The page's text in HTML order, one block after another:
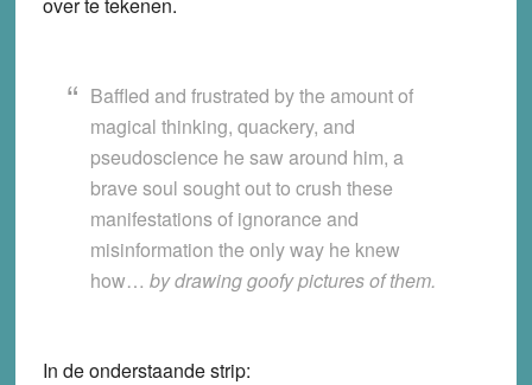
Baffled and frustrated by the amount of
magical thinking, quackery, and
pseudoscience he saw around him, a
brave soul sought out to crush these
manifestations of ignorance and
misinformation the only way he knew
how… by drawing goofy pictures of them.
In de onderstaande strip: